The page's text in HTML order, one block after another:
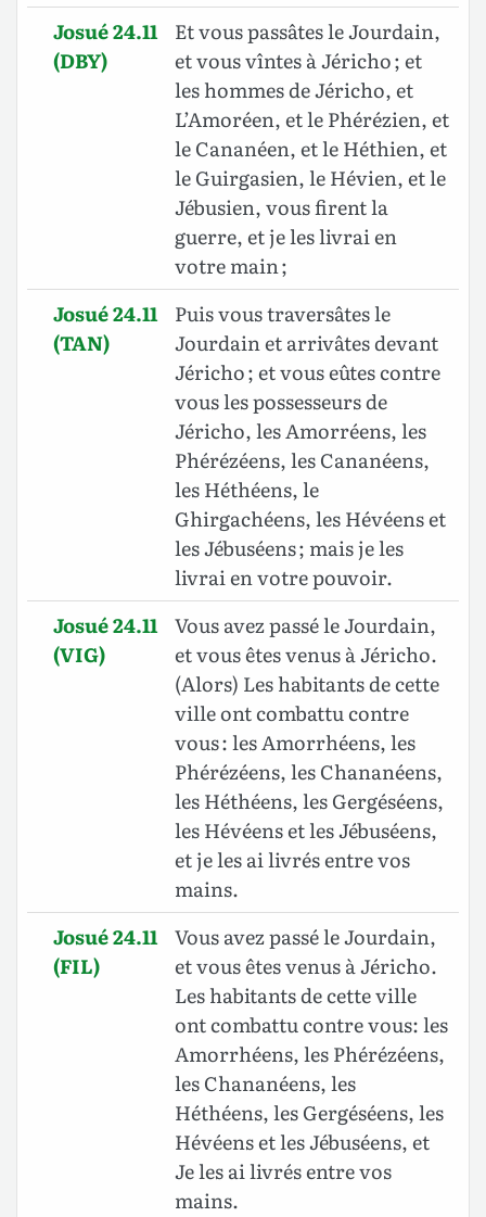
Josué 24.11
(DBY)
Et vous passâtes le Jourdain,
et vous vîntes à Jéricho ; et
les hommes de Jéricho, et
L’Amoréen, et le Phérézien, et
le Cananéen, et le Héthien, et
le Guirgasien, le Hévien, et le
Jébusien, vous firent la
guerre, et je les livrai en
votre main ;
Josué 24.11
(TAN)
Puis vous traversâtes le
Jourdain et arrivâtes devant
Jéricho ; et vous eûtes contre
vous les possesseurs de
Jéricho, les Amorréens, les
Phérézéens, les Cananéens,
les Héthéens, le
Ghirgachéens, les Hévéens et
les Jébuséens ; mais je les
livrai en votre pouvoir.
Josué 24.11
(VIG)
Vous avez passé le Jourdain,
et vous êtes venus à Jéricho.
(Alors) Les habitants de cette
ville ont combattu contre
vous : les Amorrhéens, les
Phérézéens, les Chananéens,
les Héthéens, les Gergéséens,
les Hévéens et les Jébuséens,
et je les ai livrés entre vos
mains.
Josué 24.11
(FIL)
Vous avez passé le Jourdain,
et vous êtes venus à Jéricho.
Les habitants de cette ville
ont combattu contre vous: les
Amorrhéens, les Phérézéens,
les Chananéens, les
Héthéens, les Gergéséens, les
Hévéens et les Jébuséens, et
Je les ai livrés entre vos
mains.